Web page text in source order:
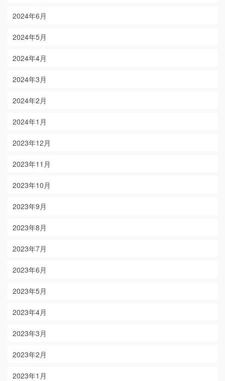
2024年6月
2024年5月
2024年4月
2024年3月
2024年2月
2024年1月
2023年12月
2023年11月
2023年10月
2023年9月
2023年8月
2023年7月
2023年6月
2023年5月
2023年4月
2023年3月
2023年2月
2023年1月